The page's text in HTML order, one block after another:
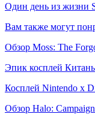
Один день из жизни
Вам также могут
Обзор Moss: The
Эпик косплей
Косплей Nintendo x
Обзор Halo: